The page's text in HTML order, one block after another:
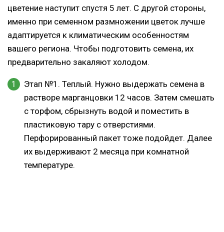
цветение наступит спустя 5 лет. С другой стороны,
именно при семенном размножении цветок лучше
адаптируется к климатическим особенностям
вашего региона. Чтобы подготовить семена, их
предварительно закаляют холодом.
Этап №1. Теплый. Нужно выдержать семена в
растворе марганцовки 12 часов. Затем смешать
с торфом, сбрызнуть водой и поместить в
пластиковую тару с отверстиями.
Перфорированный пакет тоже подойдет. Далее
их выдерживают 2 месяца при комнатной
температуре.